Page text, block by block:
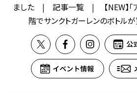
ました| 記事一覧|
【NEW】
階でサンクトガーレンのボトル